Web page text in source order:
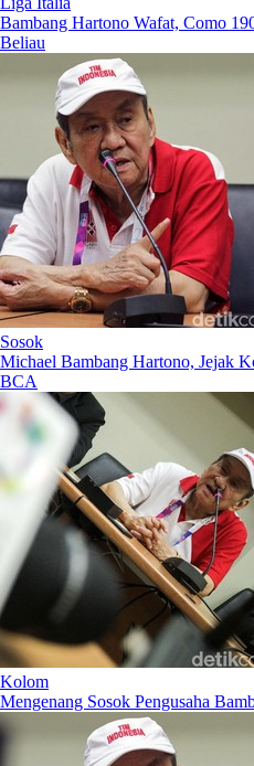
Bambang Hartono Wafat, Como
Beliau
Sosok
Michael Bambang Hartono, Jejak
BCA
Kolom
Mengenang Sosok Pengusaha